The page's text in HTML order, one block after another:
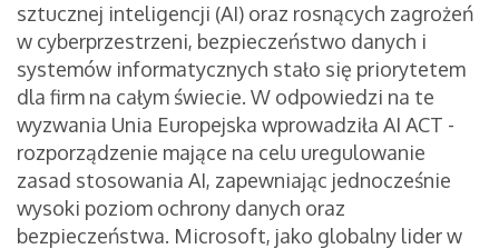
sztucznej inteligencji (AI) oraz rosnących zagrożeń
w cyberprzestrzeni, bezpieczeństwo danych i
systemów informatycznych stało się priorytetem
dla firm na całym świecie. W odpowiedzi na te
wyzwania Unia Europejska wprowadziła AI ACT -
rozporządzenie mające na celu uregulowanie
zasad stosowania AI, zapewniając jednocześnie
wysoki poziom ochrony danych oraz
bezpieczeństwa. Microsoft, jako globalny lider w